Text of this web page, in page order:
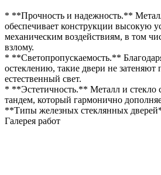
* **Прочность и надежность.**
обеспечивает конструкции высокую
механическим воздействиям, в том
взлому.
* **Светопропускаемость.**
остеклению, такие двери не
естественный свет.
* **Эстетичность.** Металл и стекло
тандем, который гармонично
**Типы железных стеклянных
Галерея работ